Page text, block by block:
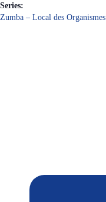
Series:
Zumba – Local des Organismes